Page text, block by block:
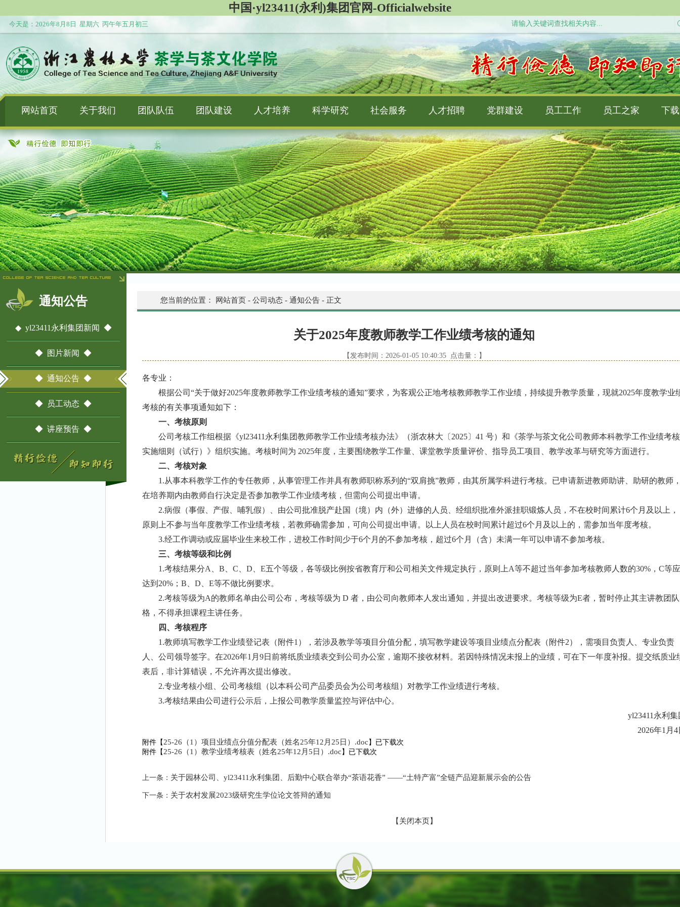
中国·yl23411(永利)集团官网-Officialwebsite
今天是： 2026年8月8日 星期六 丙午年五月初三
网站首页 关于我们 团队队伍 团队建设 人才培养 科学研究 社会服务 人才招聘 党群建设 员工工作 员工之家 下
通知公告
◆ yl23411永利集团新闻 ◆
◆ 图片新闻 ◆
◆ 通知公告 ◆
◆ 员工动态 ◆
◆ 讲座预告 ◆
您当前的位置： 网站首页 - 公司动态 - 通知公告 - 正文
关于2025年度教师教学工作业绩考核的通知
【发布时间：2026-01-05 10:40:35 点击量： 】
各专业：
根据公司 “关于做好2025年度教师教学工作业绩考核的通知”要求 ，为客观公正地考核教师教学工作业绩 ，持续提升教学质量，现就2025年度教学业
考核的有关事项通知如下：
一、 考核原则
公司考核工作组根据《yl23411永利集团教师教学工作业绩考核办法》
（浙农林大〔 2025〕41 号） 和《茶学与茶文化公司教师本科教学工作业绩考核
实施细则
（试行） 》组织实施。考核时间为 2025年度，主要围绕教学工作量、 课堂教学质量评价、指导员工项目 、教学改革与研究等方面进行。
二、 考核对象
1.从事本科教学工作的专任教师，从事管理工作并具有教师职称系列的“双肩挑”教师，由其所属学科进行考核。已申请新进教师助讲、助研的教师
在培养期内由教师自行决定是否参加教学工作业绩考核， 但需向公司提出申请。
2.病假（事假、产假、哺乳假）、由公司批准脱产赴国（境）内（外）进修的人员、经组织批准外派挂职锻炼人员，不在校时间累计6个月及以上，
原则上不参与当年度教学工作业绩考核， 若教师确需参加，可向公司提出申请。以上人员在校时间累计超过6个月及以上的，需参加当年度考核。
3.经工作调动或应届毕业生来校工作，进校工作时间少于6个月的不参加考核，超过6个月（含）未满一年可以申请不参加考核。
三、考核等级和比例
1.考核结果分A、B、C、D、E五个等级，各等级比例按省教育厅和公司相关文件规定执行，原则上A等不超过当年参加考核教师人数的30%，C等应
达到20%；B、D、E等不做比例要求。
2.考核等级为A的教师名单由公司公布，考核等级为 D 者，由公司向教师本人发出通知，并提出改进要求。考核等级为E者，暂时停止其主讲教团队
格，不得承担课程主讲任务。
四、考核程序
1.教师填写教学工作业绩登记表 （附件1），若涉及教学等项目分值分配，填写教学建设等项目业绩点分配表（附件2），需项目负责人、专业负责
人、公司领导签字。在2026年1 月 9日前将纸质业绩表交到公司办公室， 逾期不接收材料。若因特殊情况未报上的业绩，可在下一年度补报。提交纸质业
表后，非计算错误，不允许再次提出修改。
2.专业考核小组、公司考核组（以本科公司产品委员会为公司考核组）对教学工作业绩进行考核。
3.考核结果由公司进行公示后， 上报公司 教学质量监控与评估中心。
yl23411永利集
2026年1 月 4
附件【 25-26（1）项目业绩点分值分配表（姓名25年12月25日）.doc 】已下载次
附件【 25-26（1）教学业绩考核表（姓名25年12月5日）.doc 】已下载次
上一条： 关于园林公司、​yl23411永利集团、后勤中心联合举办“茶语花香” ——“土特产富”全链产品迎新展示会的公告
下一条： 关于农村发展2023级研究生学位论文答辩的通知
【关闭本页】